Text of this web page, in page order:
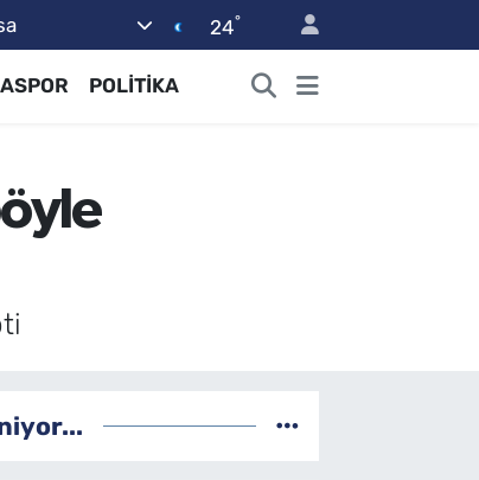
24°
POLİTİKA